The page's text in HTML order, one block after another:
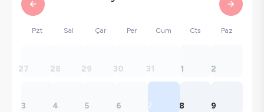
Pzt Sal Çar Per Cum Cts Paz
27 28 29 30 31 1 2
3 4 5 6 7 8 9